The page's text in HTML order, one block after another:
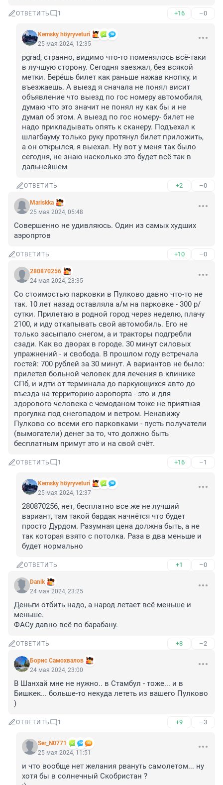
ОТВЕТИТЬ 1 +16 –0
Kemsky höyryveturi
25 мая 2024, 12:35
pgrad, странно, видимо что-то поменялось всё-таки
в лучшую сторону. Сегодня заезжал, без всякой
метки. Берёшь билет как раньше нажав кнопку, и
въезжаешь. А выезд я сначала не понял висит
объявление что выезд по гос номеру автомобиля,
думаю что это значит не понял ну как бы и не
думал об этом. А выезд по гос номеру- билет не
надо прикладывать опять к сканеру. Подъехал к
шлагбауму только руку протянул билет приложить,
а он открылся, я выехал. Ну вот у меня так было
сегодня, не знаю насколько это будет всё так в
дальнейшем
ОТВЕТИТЬ +2 –0
Mariskka
25 мая 2024, 05:48
Совершенно не удивляюсь. Один из самых худших
аэропртов
ОТВЕТИТЬ +10 –0
280870256
24 мая 2024, 23:35
Со стоимостью парковки в Пулково давно что-то не
так. 10 лет назад оставляла а/м на парковке - 300 р/
сутки. Прилетаю в родной город через неделю, плачу
2100, и иду откапывать свой автомобиль. Его не
только засыпало снегом, а и тракторы подгребли
сзади. Как во дворах в городе. 30 минут силовых
упражнений - и свобода. В прошлом году встречала
гостей: 700 рублей за 30 минут. А вариантов не было:
прилетел больной человек для лечения в клинике
СПб, и идти от терминала до паркующихся авто до
въезда на территорию аэропорта - это и для
здорового человека с чемоданом тоже не приятная
прогулка под снегопадом и ветром. Ненавижу
Пулково со всеми его парковками - пусть получатели
(вымогатели) денег за то, что должно быть
бесплатным примут это и на свой счёт.
ОТВЕТИТЬ 1 +16 –1
Kemsky höyryveturi
25 мая 2024, 12:37
280870256, нет, бесплатно все же не лучший
вариант, там такой бардак начнётся что будет
просто Дурдом. Разумная цена должна быть, а не
так которая взято с потолка. Раза в два меньше и
будет нормально
ОТВЕТИТЬ +1 –0
Danik
24 мая 2024, 23:25
Деньги отбить надо, а народ летает всё меньше и
меньше.
ФАСу давно всё по барабану.
ОТВЕТИТЬ +8 –2
Борис Самохвалов
24 мая 2024, 23:00
В Шанхай мне не нужно.. в Стамбул - тоже... и в
Бишкек... больше-то некуда лететь из вашего Пулково
)
ОТВЕТИТЬ 1 +9 –3
Ser_N0771
25 мая 2024, 11:51
и что вообще нет желания рвануть самолетом... ну
хотя бы в солнечный Скобристан ?